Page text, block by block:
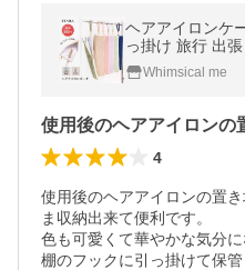
ヘアアイロンケ
っ掛け 旅行 出
アイロン おしゃ
2way コテ コード
Whimsical me
4
使用後のヘアアイロンの置
ま収納出来て便利です。
色も可愛くて華やかな気分に
棚のフックに引っ掛けて保